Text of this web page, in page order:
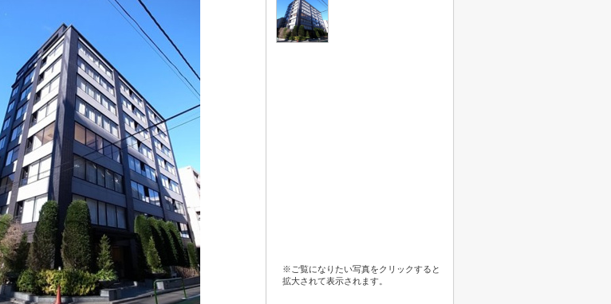
※ご覧になりたい写真をクリックすると
拡大されて表示されます。